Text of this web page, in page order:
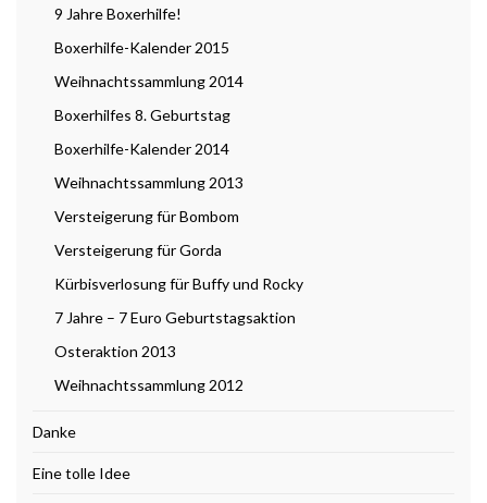
9 Jahre Boxerhilfe!
Boxerhilfe-Kalender 2015
Weihnachtssammlung 2014
Boxerhilfes 8. Geburtstag
Boxerhilfe-Kalender 2014
Weihnachtssammlung 2013
Versteigerung für Bombom
Versteigerung für Gorda
Kürbisverlosung für Buffy und Rocky
7 Jahre – 7 Euro Geburtstagsaktion
Osteraktion 2013
Weihnachtssammlung 2012
Danke
Eine tolle Idee